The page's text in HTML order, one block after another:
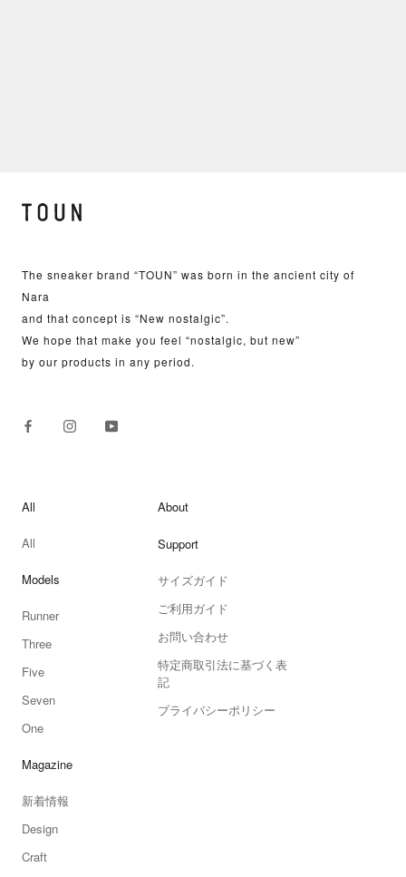
The sneaker brand “TOUN” was born in the ancient city of
Nara
and that concept is “New nostalgic”.
We hope that make you feel “nostalgic, but new”
by our products in any period.
All
All
Models
Runner
Three
Five
Seven
One
About
Support
サイズガイド
ご利用ガイド
お問い合わせ
特定商取引法に基づく表
記
プライバシーポリシー
Magazine
新着情報
Design
Craft